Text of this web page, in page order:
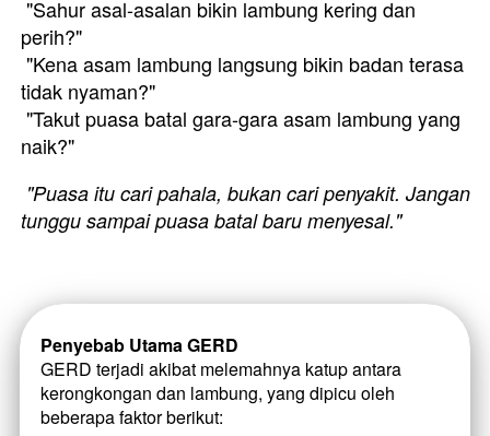
perih?"
tidak nyaman?"
naik?"
"Puasa itu cari pahala, bukan cari penyakit. Jangan
tunggu sampai puasa batal baru menyesal."
Penyebab Utama GERD
GERD terjadi akibat melemahnya katup antara
kerongkongan dan lambung, yang dipicu oleh
beberapa faktor berikut: